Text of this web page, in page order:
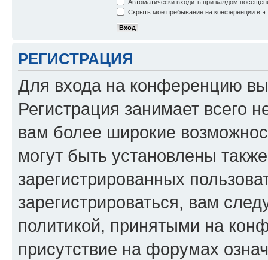
Автоматически входить при каждом
Скрыть моё пребывание на конференции в
РЕГИСТРАЦИЯ
Для входа на конференцию
Регистрация занимает всего
вам более широкие
могут быть установлены
зарегистрированных
зарегистрироваться, вам
политикой, принятыми на
присутствие на форумах